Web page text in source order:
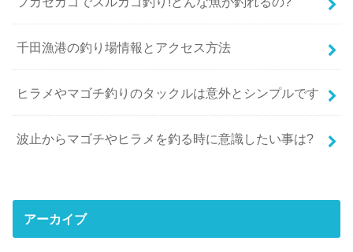
千田漁港の釣り場情報とアクセス方法
ヒラメやマゴチ釣りのタックルは意外とシンプルです
波止からマゴチやヒラメを釣る時に意識したい事は?
アーカイブ